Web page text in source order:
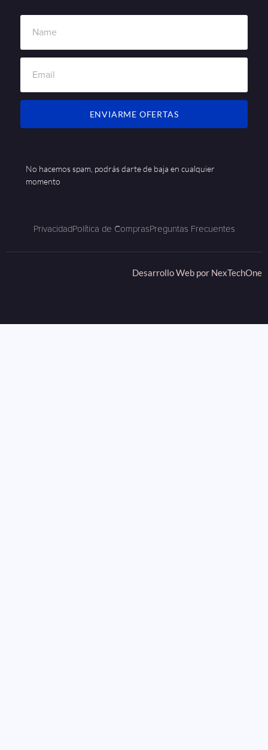
ENVIARME OFERTAS
No hacemos spam, podrás darte de baja en cualquier
momento
PrivacidadPolítica de ComprasPreguntas Frecuentes
Desarrollo Web por NexTechOne